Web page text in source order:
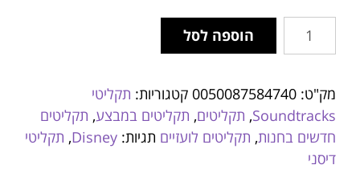
הוספה לסל
מק"ט: 0050087584740 קטגוריות: תקליטי
Soundtracks
, תקליטים, תקליטים במבצע, תקליטים
חדשים בחנות, תקליטים לועזיים תגיות: Disney
, תקליטי
דיסני